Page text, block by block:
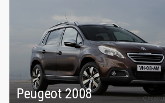
Peugeot 2008